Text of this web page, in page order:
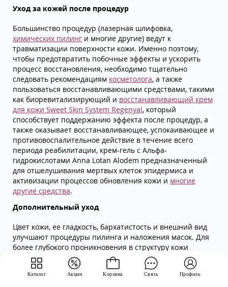
Каталог Акции Корзина Связь Профиль
Уход за кожей после процедур
Большинство процедур (лазерная шлифовка,
химических пилинг и многие другие) ведут к
травматизации поверхности кожи. Именно поэтому,
чтобы предотвратить побочные эффекты и ускорить
процесс восстановления, необходимо тщательно
следовать рекомендациям косметолога, а также
пользоваться восстанавливающими средствами, такими
как биоревитализирующий и восстанавливающий крем
для кожи Sweet Skin System Regenyal, который
способствует поддержанию эффекта после процедур, а
также оказывает восстанавливающее, успокаивающее и
противовоспалительное действие в течение всего
периода реабилитации, крем-гель с Альфа-
гидрокислотами Anna Lotan Alodem предназначенный
для отшелушивания мертвых клеток эпидермиса и
активизации процессов обновления кожи и многие
другие средства.
Дополнительный уход
Цвет кожи, ее гладкость, бархатистость и внешний вид
улучшают процедуры пилинга и наложения масок. Для
более глубокого проникновения в структуру кожи
увлажающих и питающих компонентов, сывороток и
масок, можно использовать глубокое очищение в виде
скраба, гоммажа или пилинга. И скрабы и маски